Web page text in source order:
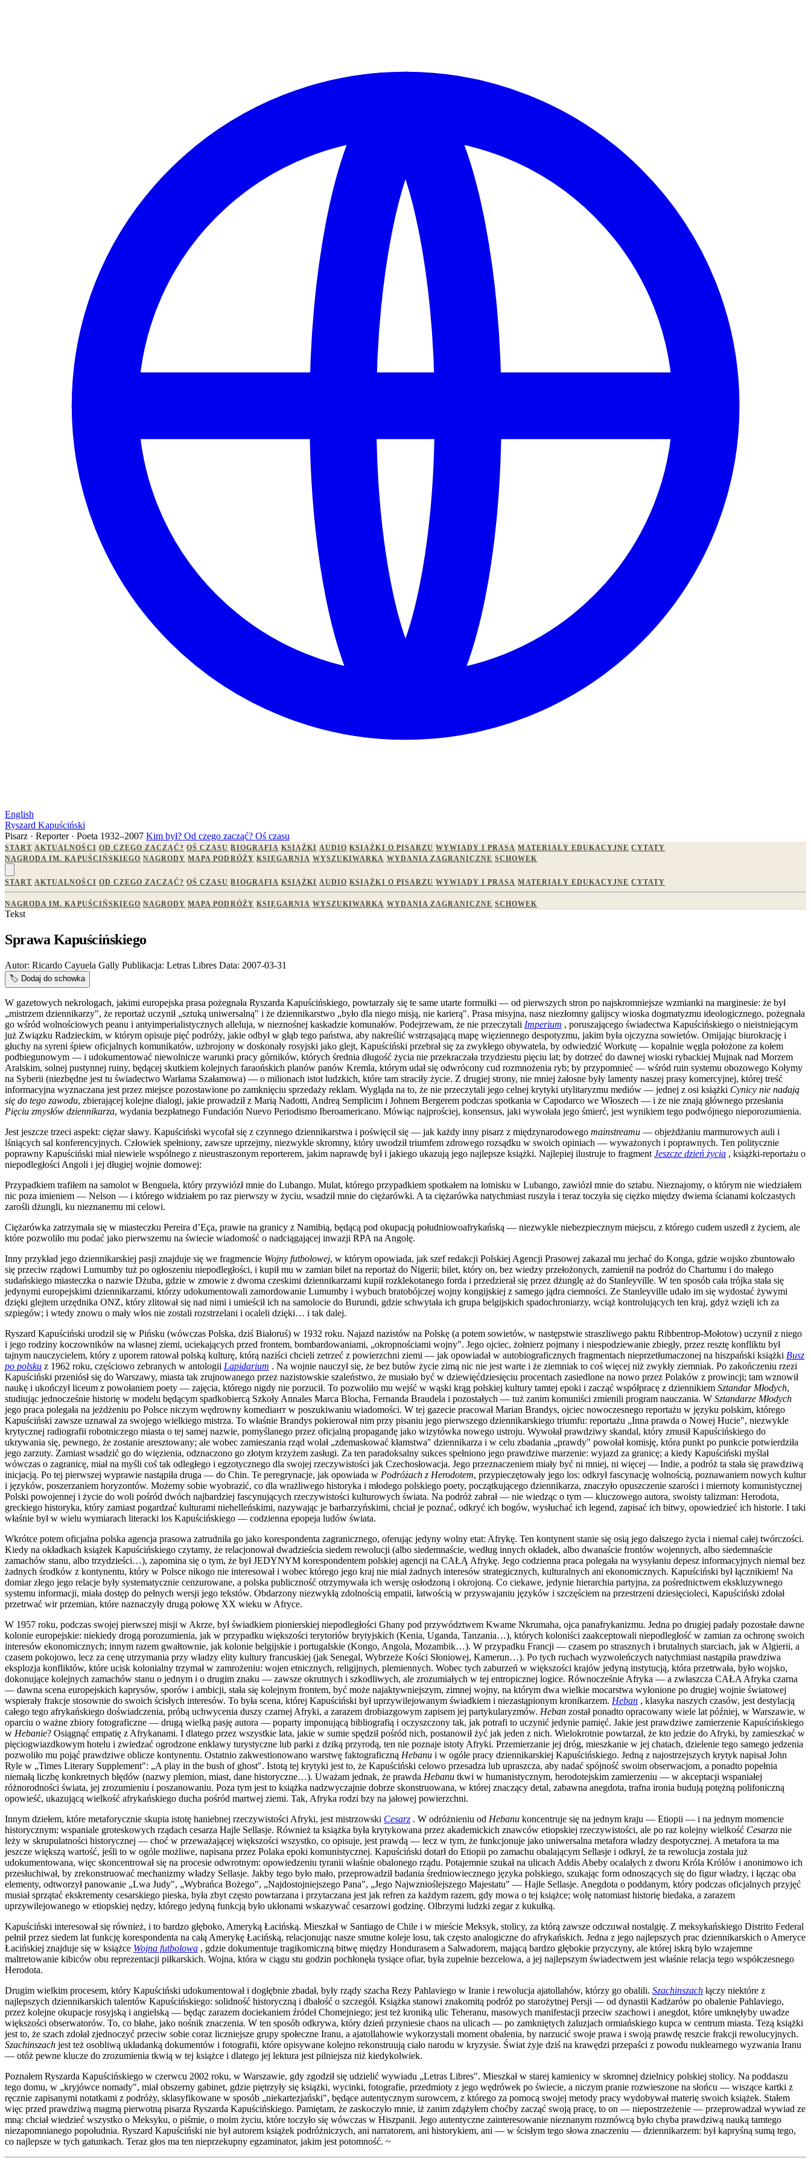
English
Ryszard Kapuściński
Pisarz · Reporter · Poeta 1932–2007 Kim był? Od czego zacząć? Oś czasu
START AKTUALNOŚCI OD CZEGO ZACZĄĆ? OŚ CZASU BIOGRAFIA KSIĄŻKI AUDIO KSIĄŻKI O PISARZU WYWIADY I PRASA MATERIAŁY EDUKACYJNE CYTATY
NAGRODA IM. KAPUŚCIŃSKIEGO NAGRODY MAPA PODRÓŻY KSIĘGARNIA WYSZUKIWARKA WYDANIA ZAGRANICZNE SCHOWEK
START AKTUALNOŚCI OD CZEGO ZACZĄĆ? OŚ CZASU BIOGRAFIA KSIĄŻKI AUDIO KSIĄŻKI O PISARZU WYWIADY I PRASA MATERIAŁY EDUKACYJNE CYTATY
NAGRODA IM. KAPUŚCIŃSKIEGO NAGRODY MAPA PODRÓŻY KSIĘGARNIA WYSZUKIWARKA WYDANIA ZAGRANICZNE SCHOWEK
Tekst
Sprawa Kapuścińskiego
Autor: Ricardo Cayuela Gally Publikacja: Letras Libres Data: 2007-03-31
🏷️ Dodaj do schowka
W gazetowych nekrologach, jakimi europejska prasa pożegnała Ryszarda Kapuścińskiego, powtarzały się te same utarte formułki — od pierwszych stron po najskromniejsze wzmianki na marginesie: że był
„mistrzem dziennikarzy", że reportaż uczynił „sztuką uniwersalną" i że dziennikarstwo „było dla niego misją, nie karierą". Prasa misyjna, nasz niezłomny galijscy wioska dogmatyzmu ideologicznego, pożegnała
go wśród wolnościowych peanu i antyimperialistycznych alleluja, w nieznośnej kaskadzie komunałów. Podejrzewam, że nie przeczytali Imperium , poruszającego świadectwa Kapuścińskiego o nieistniejącym
już Związku Radzieckim, w którym opisuje pięć podróży, jakie odbył w głąb tego państwa, aby nakreślić wstrząsającą mapę więziennego despotyzmu, jakim była ojczyzna sowietów. Omijając biurokrację i
głuchy na syreni śpiew oficjalnych komunikatów, uzbrojony w doskonały rosyjski jako glejt, Kapuściński przebrał się za zwykłego obywatela, by odwiedzić Workutę — kopalnie węgla położone za kołem
podbiegunowym — i udokumentować niewolnicze warunki pracy górników, których średnia długość życia nie przekraczała trzydziestu pięciu lat; by dotrzeć do dawnej wioski rybackiej Mujnak nad Morzem
Aralskim, solnej pustynnej ruiny, będącej skutkiem kolejnych faraońskich planów panów Kremla, którym udał się odwrócony cud rozmnożenia ryb; by przypomnieć — wśród ruin systemu obozowego Kołymy
na Syberii (niezbędne jest tu świadectwo Warłama Szałamowa) — o milionach istot ludzkich, które tam straciły życie. Z drugiej strony, nie mniej żałosne były lamenty naszej prasy komercyjnej, której treść
informacyjna wyznaczana jest przez miejsce pozostawione po zamknięciu sprzedaży reklam. Wygląda na to, że nie przeczytali jego celnej krytyki utylitaryzmu mediów — jednej z osi książki Cynicy nie nadają
się do tego zawodu, zbierającej kolejne dialogi, jakie prowadził z Marią Nadotti, Andreą Semplicim i Johnem Bergerem podczas spotkania w Capodarco we Włoszech — i że nie znają głównego przesłania
Pięciu zmysłów dziennikarza, wydania bezpłatnego Fundación Nuevo Periodismo Iberoamericano. Mówiąc najprościej, konsensus, jaki wywołała jego śmierć, jest wynikiem tego podwójnego nieporozumienia.
Jest jeszcze trzeci aspekt: ciężar sławy. Kapuściński wycofał się z czynnego dziennikarstwa i poświęcił się — jak każdy inny pisarz z międzynarodowego mainstreamu — objeżdżaniu marmurowych auli i
lśniących sal konferencyjnych. Człowiek spełniony, zawsze uprzejmy, niezwykle skromny, który uwodził triumfem zdrowego rozsądku w swoich opiniach — wyważonych i poprawnych. Ten politycznie
poprawny Kapuściński miał niewiele wspólnego z nieustraszonym reporterem, jakim naprawdę był i jakiego ukazują jego najlepsze książki. Najlepiej ilustruje to fragment Jeszcze dzień życia , książki-reportażu o
niepodległości Angoli i jej długiej wojnie domowej:
Przypadkiem trafiłem na samolot w Benguela, który przywiózł mnie do Lubango. Mulat, którego przypadkiem spotkałem na lotnisku w Lubango, zawiózł mnie do sztabu. Nieznajomy, o którym nie wiedziałem
nic poza imieniem — Nelson — i którego widziałem po raz pierwszy w życiu, wsadził mnie do ciężarówki. A ta ciężarówka natychmiast ruszyła i teraz toczyła się ciężko między dwiema ścianami kolczastych
zarośli dżungli, ku nieznanemu mi celowi.
Ciężarówka zatrzymała się w miasteczku Pereira d’Eça, prawie na granicy z Namibią, będącą pod okupacją południowoafrykańską — niezwykle niebezpiecznym miejscu, z którego cudem uszedł z życiem, ale
które pozwoliło mu podać jako pierwszemu na świecie wiadomość o nadciągającej inwazji RPA na Angolę.
Inny przykład jego dziennikarskiej pasji znajduje się we fragmencie Wojny futbolowej, w którym opowiada, jak szef redakcji Polskiej Agencji Prasowej zakazał mu jechać do Konga, gdzie wojsko zbuntowało
się przeciw rządowi Lumumby tuż po ogłoszeniu niepodległości, i kupił mu w zamian bilet na reportaż do Nigerii; bilet, który on, bez wiedzy przełożonych, zamienił na podróż do Chartumu i do małego
sudańskiego miasteczka o nazwie Dżuba, gdzie w zmowie z dwoma czeskimi dziennikarzami kupił rozklekotanego forda i przedzierał się przez dżunglę aż do Stanleyville. W ten sposób cała trójka stała się
jedynymi europejskimi dziennikarzami, którzy udokumentowali zamordowanie Lumumby i wybuch bratobójczej wojny kongijskiej z samego jądra ciemności. Ze Stanleyville udało im się wydostać żywymi
dzięki glejtem urzędnika ONZ, który zlitował się nad nimi i umieścił ich na samolocie do Burundi, gdzie schwytała ich grupa belgijskich spadochroniarzy, wciąż kontrolujących ten kraj, gdyż wzięli ich za
szpiegów; i wtedy znowu o mały włos nie zostali rozstrzelani i ocaleli dzięki… i tak dalej.
Ryszard Kapuściński urodził się w Pińsku (wówczas Polska, dziś Białoruś) w 1932 roku. Najazd nazistów na Polskę (a potem sowietów, w następstwie straszliwego paktu Ribbentrop-Mołotow) uczynił z niego
i jego rodziny koczowników na własnej ziemi, uciekających przed frontem, bombardowaniami, „okropnościami wojny". Jego ojciec, żołnierz pojmany i niespodziewanie zbiegły, przez resztę konfliktu był
tajnym nauczycielem, który z uporem ratował polską kulturę, którą naziści chcieli zetrzeć z powierzchni ziemi — jak opowiadał w autobiograficznych fragmentach nieprzetłumaczonej na hiszpański książki Busz
po polsku z 1962 roku, częściowo zebranych w antologii Lapidarium . Na wojnie nauczył się, że bez butów życie zimą nic nie jest warte i że ziemniak to coś więcej niż zwykły ziemniak. Po zakończeniu rzezi
Kapuściński przeniósł się do Warszawy, miasta tak zrujnowanego przez nazistowskie szaleństwo, że musiało być w dziewięćdziesięciu procentach zasiedlone na nowo przez Polaków z prowincji; tam wznowił
naukę i ukończył liceum z powołaniem poety — zajęcia, którego nigdy nie porzucił. To pozwoliło mu wejść w wąski krąg polskiej kultury tamtej epoki i zacząć współpracę z dziennikiem Sztandar Młodych,
studiując jednocześnie historię w modelu będącym spadkobiercą Szkoły Annales Marca Blocha, Fernanda Braudela i pozostałych — tuż zanim komuniści zmienili program nauczania. W Sztandarze Młodych
jego praca polegała na jeżdżeniu po Polsce niczym wędrowny komediант w poszukiwaniu wiadomości. W tej gazecie pracował Marian Brandys, ojciec nowoczesnego reportażu w języku polskim, którego
Kapuściński zawsze uznawał za swojego wielkiego mistrza. To właśnie Brandys pokierował nim przy pisaniu jego pierwszego dziennikarskiego triumfu: reportażu „Inna prawda o Nowej Hucie", niezwykle
krytycznej radiografii robotniczego miasta o tej samej nazwie, pomyślanego przez oficjalną propagandę jako wizytówka nowego ustroju. Wywołał prawdziwy skandal, który zmusił Kapuścińskiego do
ukrywania się, pewnego, że zostanie aresztowany; ale wobec zamieszania rząd wolał „zdemaskować kłamstwa" dziennikarza i w celu zbadania „prawdy" powołał komisję, która punkt po punkcie potwierdziła
jego zarzuty. Zamiast wsadzić go do więzienia, odznaczono go złotym krzyżem zasługi. Za ten paradoksalny sukces spełniono jego prawdziwe marzenie: wyjazd za granicę; a kiedy Kapuściński myślał
wówczas o zagranicę, miał na myśli coś tak odległego i egzotycznego dla swojej rzeczywistości jak Czechosłowacja. Jego przeznaczeniem miały być ni mniej, ni więcej — Indie, a podróż ta stała się prawdziwą
inicjacją. Po tej pierwszej wyprawie nastąpiła druga — do Chin. Te peregrynacje, jak opowiada w Podróżach z Herodotem, przypieczętowały jego los: odkrył fascynację wolnością, poznawaniem nowych kultur
i języków, poszerzaniem horyzontów. Możemy sobie wyobrazić, co dla wrażliwego historyka i młodego polskiego poety, początkującego dziennikarza, znaczyło opuszczenie szarości i miernoty komunistycznej
Polski powojennej i życie do woli pośród dwóch najbardziej fascynujących rzeczywistości kulturowych świata. Na podróż zabrał — nie wiedząc o tym — kluczowego autora, swoisty talizman: Herodota,
greckiego historyka, który zamiast pogardzać kulturami niehelleńskimi, nazywając je barbarzyńskimi, chciał je poznać, odkryć ich bogów, wysłuchać ich legend, zapisać ich bitwy, opowiedzieć ich historie. I taki
właśnie był w wielu wymiarach literacki los Kapuścińskiego — codzienna epopeja ludów świata.
Wkrótce potem oficjalna polska agencja prasowa zatrudniła go jako korespondenta zagranicznego, oferując jedyny wolny etat: Afrykę. Ten kontynent stanie się osią jego dalszego życia i niemal całej twórczości.
Kiedy na okładkach książek Kapuścińskiego czytamy, że relacjonował dwadzieścia siedem rewolucji (albo siedemnaście, według innych okładek, albo dwanaście frontów wojennych, albo siedemnaście
zamachów stanu, albo trzydzieści…), zapomina się o tym, że był JEDYNYM korespondentem polskiej agencji na CAŁĄ Afrykę. Jego codzienna praca polegała na wysyłaniu depesz informacyjnych niemal bez
żadnych środków z kontynentu, który w Polsce nikogo nie interesował i wobec którego jego kraj nie miał żadnych interesów strategicznych, kulturalnych ani ekonomicznych. Kapuściński był łącznikiem! Na
domiar złego jego relacje były systematycznie cenzurowane, a polska publiczność otrzymywała ich wersję osłodzoną i okrojoną. Co ciekawe, jedynie hierarchia partyjna, za pośrednictwem ekskluzywnego
systemu informacji, miała dostęp do pełnych wersji jego tekstów. Obdarzony niezwykłą zdolnością empatii, łatwością w przyswajaniu języków i szczęściem na przestrzeni dziesięcioleci, Kapuściński zdołał
przetrwać wir przemian, które naznaczyły drugą połowę XX wieku w Afryce.
W 1957 roku, podczas swojej pierwszej misji w Akrze, był świadkiem pionierskiej niepodległości Ghany pod przywództwem Kwame Nkrumaha, ojca panafrykanizmu. Jedna po drugiej padały pozostałe dawne
kolonie europejskie: niekiedy drogą porozumienia, jak w przypadku większości terytoriów brytyjskich (Kenia, Uganda, Tanzania…), których koloniści zaakceptowali niepodległość w zamian za ochronę swoich
interesów ekonomicznych; innym razem gwałtownie, jak kolonie belgijskie i portugalskie (Kongo, Angola, Mozambik…). W przypadku Francji — czasem po strasznych i brutalnych starciach, jak w Algierii, a
czasem pokojowo, lecz za cenę utrzymania przy władzy elity kultury francuskiej (jak Senegal, Wybrzeże Kości Słoniowej, Kamerun…). Po tych ruchach wyzwoleńczych natychmiast nastąpiła prawdziwa
eksplozja konfliktów, które ucisk kolonialny trzymał w zamrożeniu: wojen etnicznych, religijnych, plemiennych. Wobec tych zaburzeń w większości krajów jedyną instytucją, która przetrwała, było wojsko,
dokonujące kolejnych zamachów stanu o jednym i o drugim znaku — zawsze okrutnych i szkodliwych, ale zrozumiałych w tej entropicznej logice. Równocześnie Afryka — a zwłaszcza CAŁA Afryka czarna
— dawna scena europejskich kaprysów, sporów i ambicji, stała się kolejnym frontem, być może najaktywniejszym, zimnej wojny, na którym dwa wielkie mocarstwa wyłonione po drugiej wojnie światowej
wspierały frakcje stosownie do swoich ścisłych interesów. To była scena, której Kapuściński był uprzywilejowanym świadkiem i niezastąpionym kronikarzem. Heban , klasyka naszych czasów, jest destylacją
całego tego afrykańskiego doświadczenia, próbą uchwycenia duszy czarnej Afryki, a zarazem drobiazgowym zapisem jej partykularyzmów. Heban został ponadto opracowany wiele lat później, w Warszawie, w
oparciu o ważne zbiory fotograficzne — drugą wielką pasję autora — poparty imponującą bibliografią i oczyszczony tak, jak potrafi to uczynić jedynie pamięć. Jakie jest prawdziwe zamierzenie Kapuścińskiego
w Hebanie? Osiągnąć empatię z Afrykanami. I dlatego przez wszystkie lata, jakie w sumie spędził pośród nich, postanowił żyć jak jeden z nich. Wielokrotnie powtarzał, że kto jedzie do Afryki, by zamieszkać w
pięciogwiazdkowym hotelu i zwiedzać ogrodzone enklawy turystyczne lub parki z dziką przyrodą, ten nie poznaje istoty Afryki. Przemierzanie jej dróg, mieszkanie w jej chatach, dzielenie tego samego jedzenia
pozwoliło mu pojąć prawdziwe oblicze kontynentu. Ostatnio zakwestionowano warstwę faktograficzną Hebanu i w ogóle pracy dziennikarskiej Kapuścińskiego. Jedną z najostrzejszych krytyk napisał John
Ryle w „Times Literary Supplement": „A play in the bush of ghost". Istotą tej krytyki jest to, że Kapuściński celowo przesadza lub upraszcza, aby nadać spójność swoim obserwacjom, a ponadto popełnia
niemałą liczbę konkretnych błędów (nazwy plemion, miast, dane historyczne…). Uważam jednak, że prawda Hebanu tkwi w humanistycznym, herodotejskim zamierzeniu — w akceptacji wspaniałej
różnorodności świata, jej zrozumieniu i poszanowaniu. Poza tym jest to książka nadzwyczajnie dobrze skonstruowana, w której znaczący detal, zabawna anegdota, trafna ironia budują potężną polifoniczną
opowieść, ukazującą wielkość afrykańskiego ducha pośród martwej ziemi. Tak, Afryka rodzi bzy na jałowej powierzchni.
Innym dziełem, które metaforycznie skupia istotę haniebnej rzeczywistości Afryki, jest mistrzowski Cesarz . W odróżnieniu od Hebanu koncentruje się na jednym kraju — Etiopii — i na jednym momencie
historycznym: wspaniale groteskowych rządach cesarza Hajle Sellasje. Również ta książka była krytykowana przez akademickich znawców etiopskiej rzeczywistości, ale po raz kolejny wielkość Cesarza nie
leży w skrupulatności historycznej — choć w przeważającej większości wszystko, co opisuje, jest prawdą — lecz w tym, że funkcjonuje jako uniwersalna metafora władzy despotycznej. A metafora ta ma
jeszcze większą wartość, jeśli to w ogóle możliwe, napisana przez Polaka epoki komunistycznej. Kapuściński dotarł do Etiopii po zamachu obalającym Sellasje i odkrył, że ta rewolucja została już
udokumentowana, więc skoncentrował się na procesie odwrotnym: opowiedzeniu tyranii właśnie obalonego rządu. Potajemnie szukał na ulicach Addis Abeby ocalałych z dworu Króla Królów i anonimowo ich
przesłuchiwał, by zrekonstruować mechanizmy władzy Sellasje. Jakby tego było mało, przeprowadził badania średniowiecznego języka polskiego, szukając form odnoszących się do figur władzy, i łącząc oba
elementy, odtworzył panowanie „Lwa Judy", „Wybrańca Bożego", „Najdostojniejszego Pana", „Jego Najwznioślejszego Majestatu" — Hajle Sellasje. Anegdota o poddanym, który podczas oficjalnych przyjęć
musiał sprzątać ekskrementy cesarskiego pieska, była zbyt często powtarzana i przytaczana jest jak refren za każdym razem, gdy mowa o tej książce; wolę natomiast historię biedaka, a zarazem
uprzywilejowanego w etiopskiej nędzy, którego jedyną funkcją było ukłonami wskazywać cesarzowi godzinę. Olbrzymi ludzki zegar z kukułką.
Kapuściński interesował się również, i to bardzo głęboko, Ameryką Łacińską. Mieszkał w Santiago de Chile i w mieście Meksyk, stolicy, za którą zawsze odczuwał nostalgię. Z meksykańskiego Distrito Federal
pełnił przez siedem lat funkcję korespondenta na całą Amerykę Łacińską, relacjonując nasze smutne koleje losu, tak często analogiczne do afrykańskich. Jedna z jego najlepszych prac dziennikarskich o Ameryce
Łacińskiej znajduje się w książce Wojna futbolowa , gdzie dokumentuje tragikomiczną bitwę między Hondurasem a Salwadorem, mającą bardzo głębokie przyczyny, ale której iskrą było wzajemne
maltretowanie kibiców obu reprezentacji piłkarskich. Wojna, która w ciągu stu godzin pochłonęła tysiące ofiar, była zupełnie bezcelowa, a jej najlepszym świadectwem jest właśnie relacja tego współczesnego
Herodota.
Drugim wielkim procesem, który Kapuściński udokumentował i dogłębnie zbadał, były rządy szacha Rezy Pahlaviego w Iranie i rewolucja ajatollahów, którzy go obalili. Szachinszach łączy niektóre z
najlepszych dziennikarskich talentów Kapuścińskiego: solidność historyczną i dbałość o szczegół. Książka stanowi znakomitą podróż po starożytnej Persji — od dynastii Kadżarów po obalenie Pahlaviego,
przez kolejne okupacje rosyjską i angielską — będąc zarazem dociekaniem źródeł Chomejniego; jest też kroniką ulic Teheranu, masowych manifestacji przeciw szachowi i anegdot, które umknęłyby uwadze
większości obserwatorów. To, co błahe, jako nośnik znaczenia. W ten sposób odkrywa, który dzień przyniesie chaos na ulicach — po zamkniętych żaluzjach ormiańskiego kupca w centrum miasta. Tezą książki
jest to, że szach zdołał zjednoczyć przeciw sobie coraz liczniejsze grupy społeczne Iranu, a ajatollahowie wykorzystali moment obalenia, by narzucić swoje prawa i swoją prawdę reszcie frakcji rewolucyjnych.
Szachinszach jest też osobliwą układanką dokumentów i fotografii, które opisywane kolejno rekonstruują ciało narodu w kryzysie. Świat żyje dziś na krawędzi przepaści z powodu nuklearnego wyzwania Iranu
— otóż pewne klucze do zrozumienia tkwią w tej książce i dlatego jej lektura jest pilniejsza niż kiedykolwiek.
Poznałem Ryszarda Kapuścińskiego w czerwcu 2002 roku, w Warszawie, gdy zgodził się udzielić wywiadu „Letras Libres". Mieszkał w starej kamienicy w skromnej dzielnicy polskiej stolicy. Na poddaszu
tego domu, w „kryjówce nomady", miał obszerny gabinet, gdzie piętrzyły się książki, wycinki, fotografie, przedmioty z jego wędrówek po świecie, a niczym pranie rozwieszone na słońcu — wiszące kartki z
ręcznie zapisanymi notatkami z podróży, sklasyfikowane w sposób „niekartezjański", będące autentycznym surowcem, z którego za pomocą swojej metody pracy wydobywał materię swoich książek. Stałem
więc przed prawdziwą magmą pierwotną pisarza Ryszarda Kapuścińskiego. Pamiętam, że zaskoczyło mnie, iż zanim zdążyłem choćby zacząć swoją pracę, to on — niepostrzeżenie — przeprowadzał wywiad ze
mną: chciał wiedzieć wszystko o Meksyku, o piśmie, o moim życiu, które toczyło się wówczas w Hiszpanii. Jego autentyczne zainteresowanie nieznanym rozmówcą było chyba prawdziwą nauką tamtego
niezapomnianego popołudnia. Ryszard Kapuściński nie był autorem książek podróżniczych, ani narratorem, ani historykiem, ani — w ścisłym tego słowa znaczeniu — dziennikarzem: był kapryśną sumą tego,
co najlepsze w tych gatunkach. Teraz głos ma ten nieprzekupny egzaminator, jakim jest potomność. ~